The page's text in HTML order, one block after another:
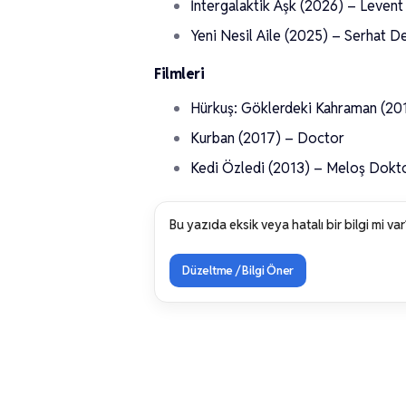
İntergalaktik Aşk (2026) – Levent
Yeni Nesil Aile (2025) – Serhat
Filmleri
Hürkuş: Göklerdeki Kahraman
Kurban (2017) – Doctor
Kedi Özledi (2013) – Meloş
Bu yazıda eksik veya hatalı bir bilgi mi
Düzeltme / Bilgi Öner